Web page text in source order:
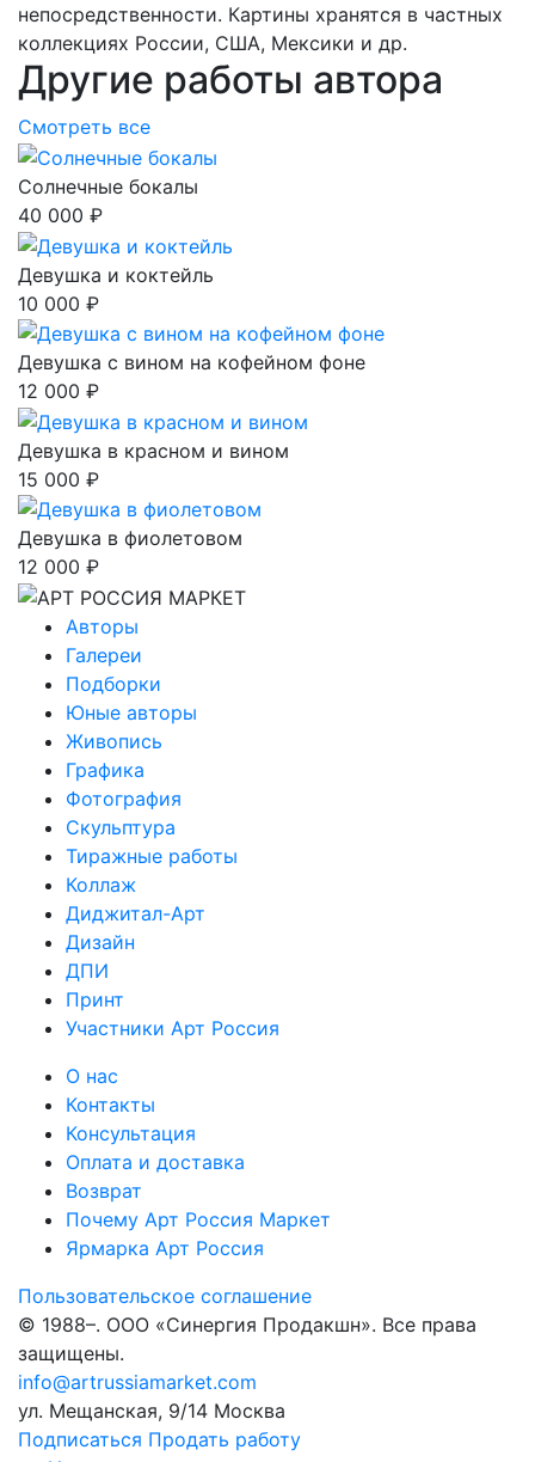
непосредственности. Картины хранятся в частных
коллекциях России, США, Мексики и др.
Другие работы автора
Смотреть все
Солнечные бокалы
40 000 ₽
Девушка и коктейль
10 000 ₽
Девушка с вином на кофейном фоне
12 000 ₽
Девушка в красном и вином
15 000 ₽
Девушка в фиолетовом
12 000 ₽
Авторы
Галереи
Подборки
Юные авторы
Живопись
Графика
Фотография
Скульптура
Тиражные работы
Коллаж
Диджитал-Арт
Дизайн
ДПИ
Принт
Участники Арт Россия
О нас
Контакты
Консультация
Оплата и доставка
Возврат
Почему Арт Россия Маркет
Ярмарка Арт Россия
Пользовательское соглашение
© 1988–. ООО «Синергия Продакшн». Все права
защищены.
info@artrussiamarket.com
ул. Мещанская, 9/14 Москва
Подписаться Продать работу